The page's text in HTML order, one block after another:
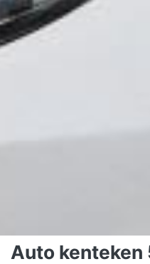
Auto kenteken